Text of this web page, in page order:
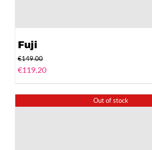
Fuji
€149.00
€119.20
Out of stock